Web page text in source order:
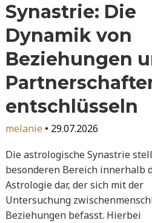
Synastrie: Die
Dynamik von
Beziehungen
entschlüsseln
melanie • 29.07.2026
Die astrologische Synastrie
besonderen Bereich innerhalb
Astrologie dar, der sich mit der
Untersuchung
Beziehungen befasst. Hierbei